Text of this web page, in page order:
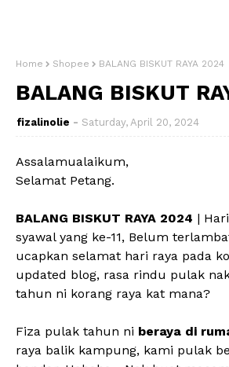
Home Shopee BALANG BISKUT RAYA 2024
BALANG BISKUT
fizalinolie Saturday, April 20, 2024
Assalamualaikum,
Selamat Petang.
BALANG BISKUT RAYA 2024 |
syawal yang ke-11, Belum
ucapkan selamat hari raya pada
updated blog, rasa rindu pulak
tahun ni korang raya kat mana?
Fiza pulak tahun ni beraya di
raya balik kampung, kami pulak